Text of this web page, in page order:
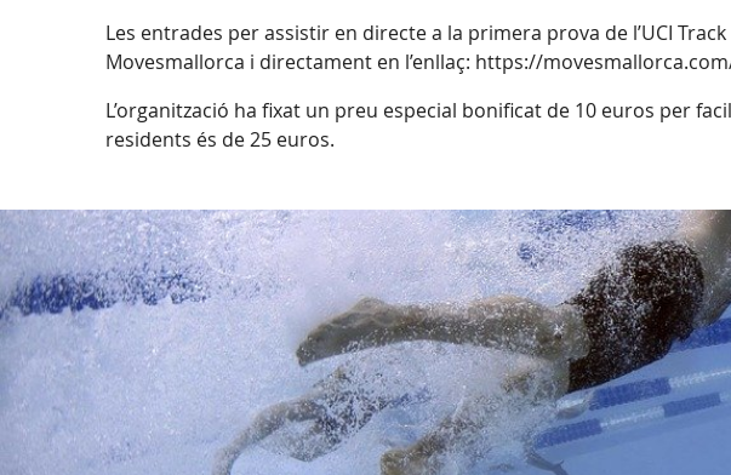
Les entrades per assistir en directe a la primera prova de l’UCI
Movesmallorca i directament en l’enllaç: https://
L’organització ha fixat un preu especial bonificat de 10 euros per
residents és de 25 euros.